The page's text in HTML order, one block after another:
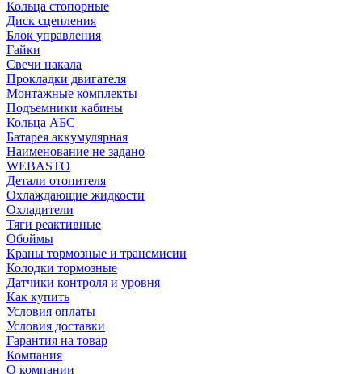
Кольца стопорные
Диск сцепления
Блок управления
Гайки
Свечи накала
Прокладки двигателя
Монтажные комплекты
Подъемники кабины
Кольца АБС
Батарея аккумулярная
Наименование не задано
WEBASTO
Детали отопителя
Охлаждающие жидкости
Охладители
Тяги реактивные
Обоймы
Краны тормозные и трансмисии
Колодки тормозные
Датчики контроля и уровня
Как купить
Условия оплаты
Условия доставки
Гарантия на товар
Компания
О компании